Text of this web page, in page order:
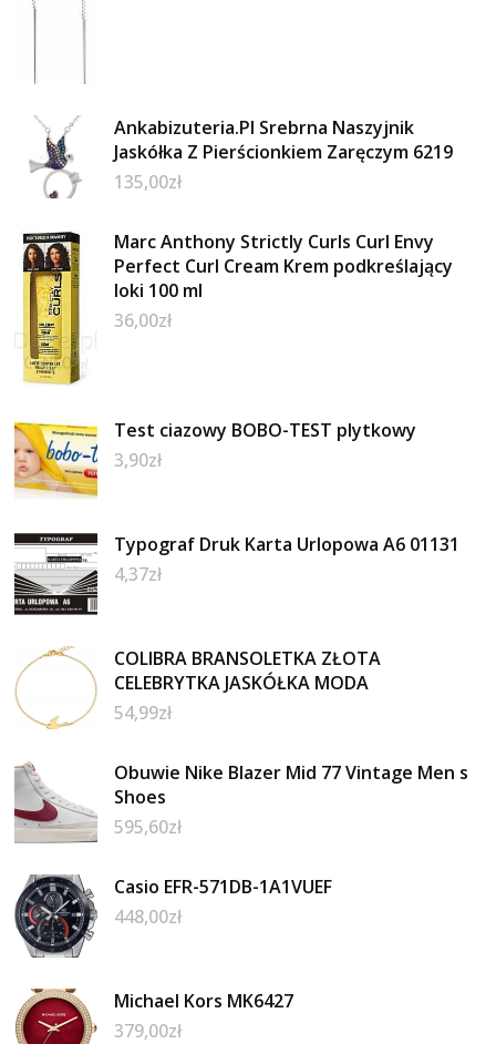
Ankabizuteria.Pl Srebrna Naszyjnik
Jaskółka Z Pierścionkiem Zaręczym 6219
135,00zł
Marc Anthony Strictly Curls Curl Envy
Perfect Curl Cream Krem podkreślający
loki 100 ml
36,00zł
Test ciazowy BOBO-TEST plytkowy
3,90zł
Typograf Druk Karta Urlopowa A6 01131
4,37zł
COLIBRA BRANSOLETKA ZŁOTA
CELEBRYTKA JASKÓŁKA MODA
54,99zł
Obuwie Nike Blazer Mid 77 Vintage Men s
Shoes
595,60zł
Casio EFR-571DB-1A1VUEF
448,00zł
Michael Kors MK6427
379,00zł